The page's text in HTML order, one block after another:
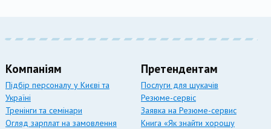
Компаніям
Підбір персоналу у Києві та
Україні
Тренінги та семінари
Огляд зарплат на замовлення
Претендентам
Послуги для шукачів
Резюме-сервіс
Заявка на Резюме-сервис
Книга «Як знайти хорошу